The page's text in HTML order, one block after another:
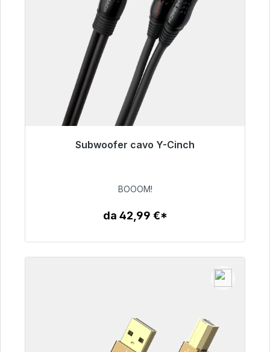
Subwoofer cavo Y-Cinch
Pronto per la spedizione immediata, tempo di
53,49 €
BOOOM!
da 42,99 €*